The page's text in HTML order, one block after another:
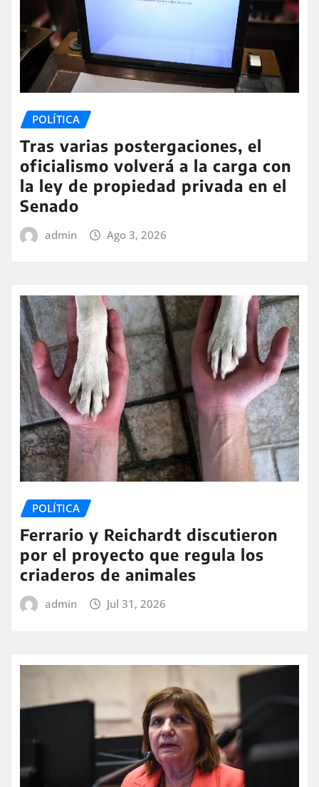
POLÍTICA
Tras varias postergaciones, el
oficialismo volverá a la carga con
la ley de propiedad privada en el
Senado
admin Ago 3, 2026
POLÍTICA
Ferrario y Reichardt discutieron
por el proyecto que regula los
criaderos de animales
admin Jul 31, 2026